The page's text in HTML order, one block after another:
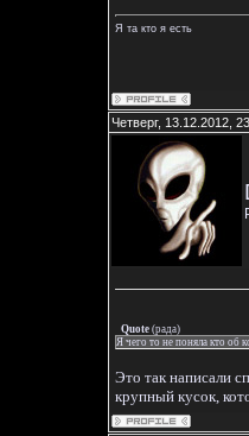
Я та кто я есть
Четверг, 13.12.2012,
Quote(рада)
Я чего то не поняла кто об
Это так написали
крупный кусок,